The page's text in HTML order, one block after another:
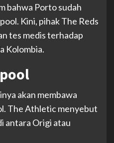
bahwa Porto sudah
Kini, pihak The Reds
tes medis terhadap
Kolombia.
akan membawa
The Athletic menyebut
antara Origi atau